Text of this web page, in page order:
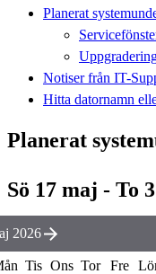
Planerat
Notiser från IT-
Hitta datornamn
Planerat
Sö 17 maj - To
2026
Tis Ons Tor Fre